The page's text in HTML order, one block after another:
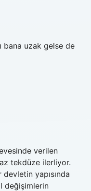
bana uzak gelse de
verilen
tekdüze ilerliyor.
yapısında
değişimlerin